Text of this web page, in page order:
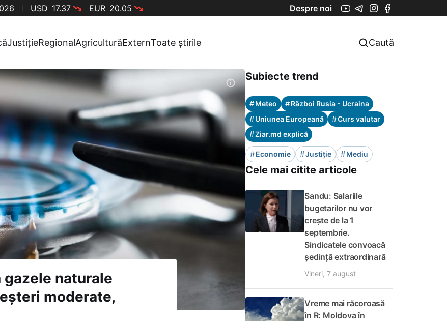
USD 17.37 EUR 20.05 Despre noi
JustițieRegionalAgriculturăExternToate știrile Caută
gazele naturale
moderate,
Subiecte trend
#Meteo #Război Rusia - Ucraina
#Uniunea Europeană #Curs valutar
#Ziar.md explică
#Economie #Justiție #Mediu
Cele mai citite articole
Sandu: Salariile
bugetarilor nu vor
crește de la 1
septembrie.
Sindicatele convoacă
ședință extraordinară
Vineri, 7 august
Vreme mai răcoroasă
în R: Moldova în